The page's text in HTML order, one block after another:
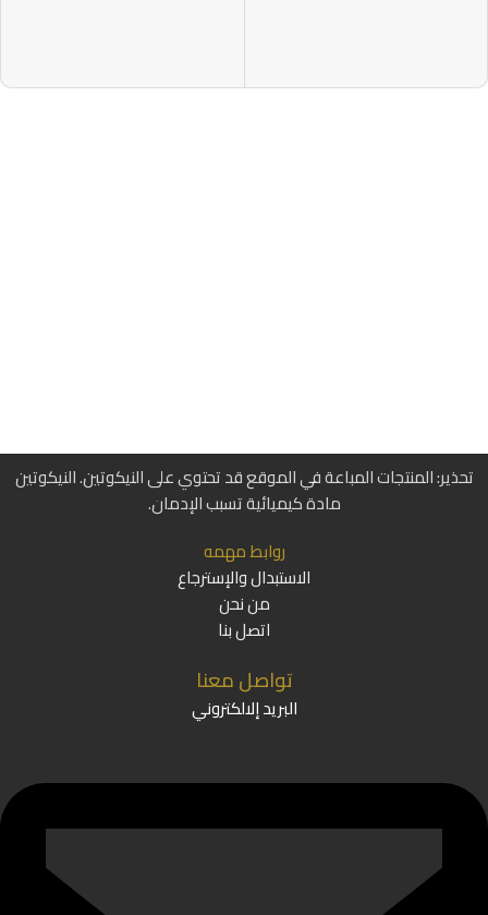
تحذير: المنتجات المباعة في الموقع قد تحتوي على النيكوتين. النيكوتين
مادة كيميائية تسبب الإدمان.
روابط مهمه
الاستبدال والإسترجاع
من نحن
اتصل بنا
تواصل معنا
البريد إلالكتروني